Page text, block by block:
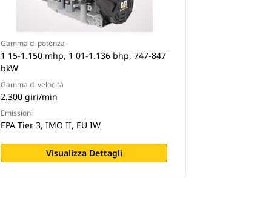
Gamma di potenza
1 15-1.150 mhp, 1 01-1.136 bhp, 747-847
bkW
Gamma di velocità
2.300 giri/min
Emissioni
EPA Tier 3, IMO II, EU IW
Visualizza Dettagli